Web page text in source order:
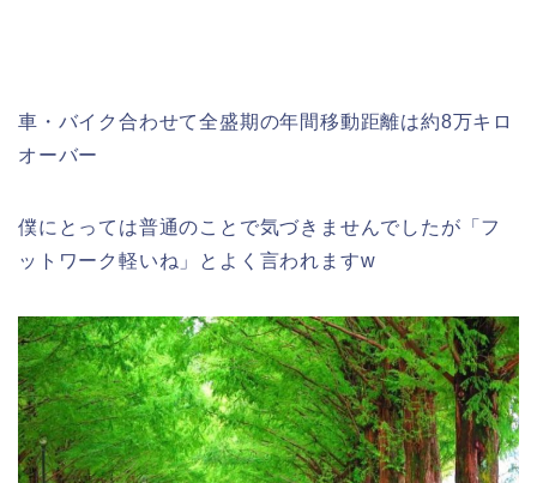
車・バイク合わせて全盛期の年間移動距離は約8万キロ
オーバー
僕にとっては普通のことで気づきませんでしたが「フ
ットワーク軽いね」とよく言われますw